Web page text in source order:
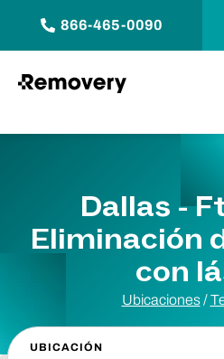
866-465-0090
Dallas -
Eliminación
con
Ubicaciones /
UBICACIÓN